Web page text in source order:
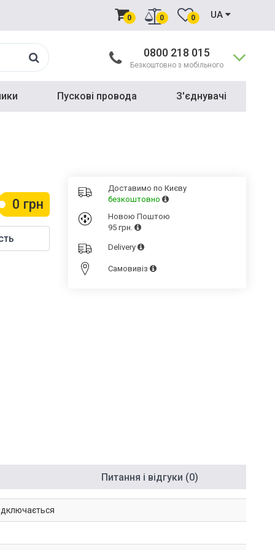
0 0 0 UA
0800 218 015
Безкоштовно з мобільного
Пускові провода З'єднувачі
0 грн
Доставимо по Києву
безкоштовно
Новою Поштою
95 грн.
Delivery
Cамовивіз
Питання і відгуки (0)